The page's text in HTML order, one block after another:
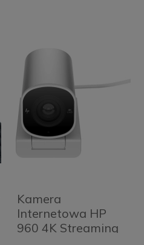
Kamera
Internetowa HP
960 4K Streaming